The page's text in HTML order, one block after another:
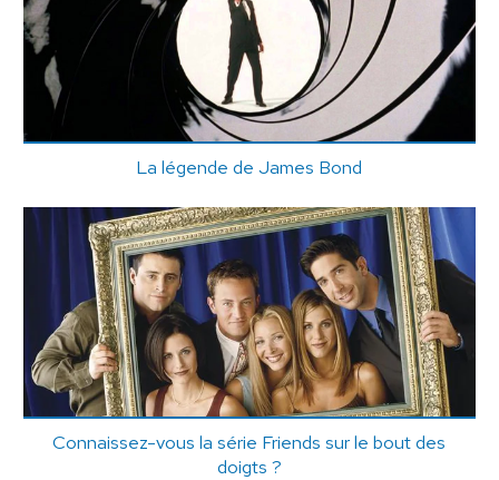
La légende de James Bond
Connaissez-vous la série Friends sur le bout des
doigts ?